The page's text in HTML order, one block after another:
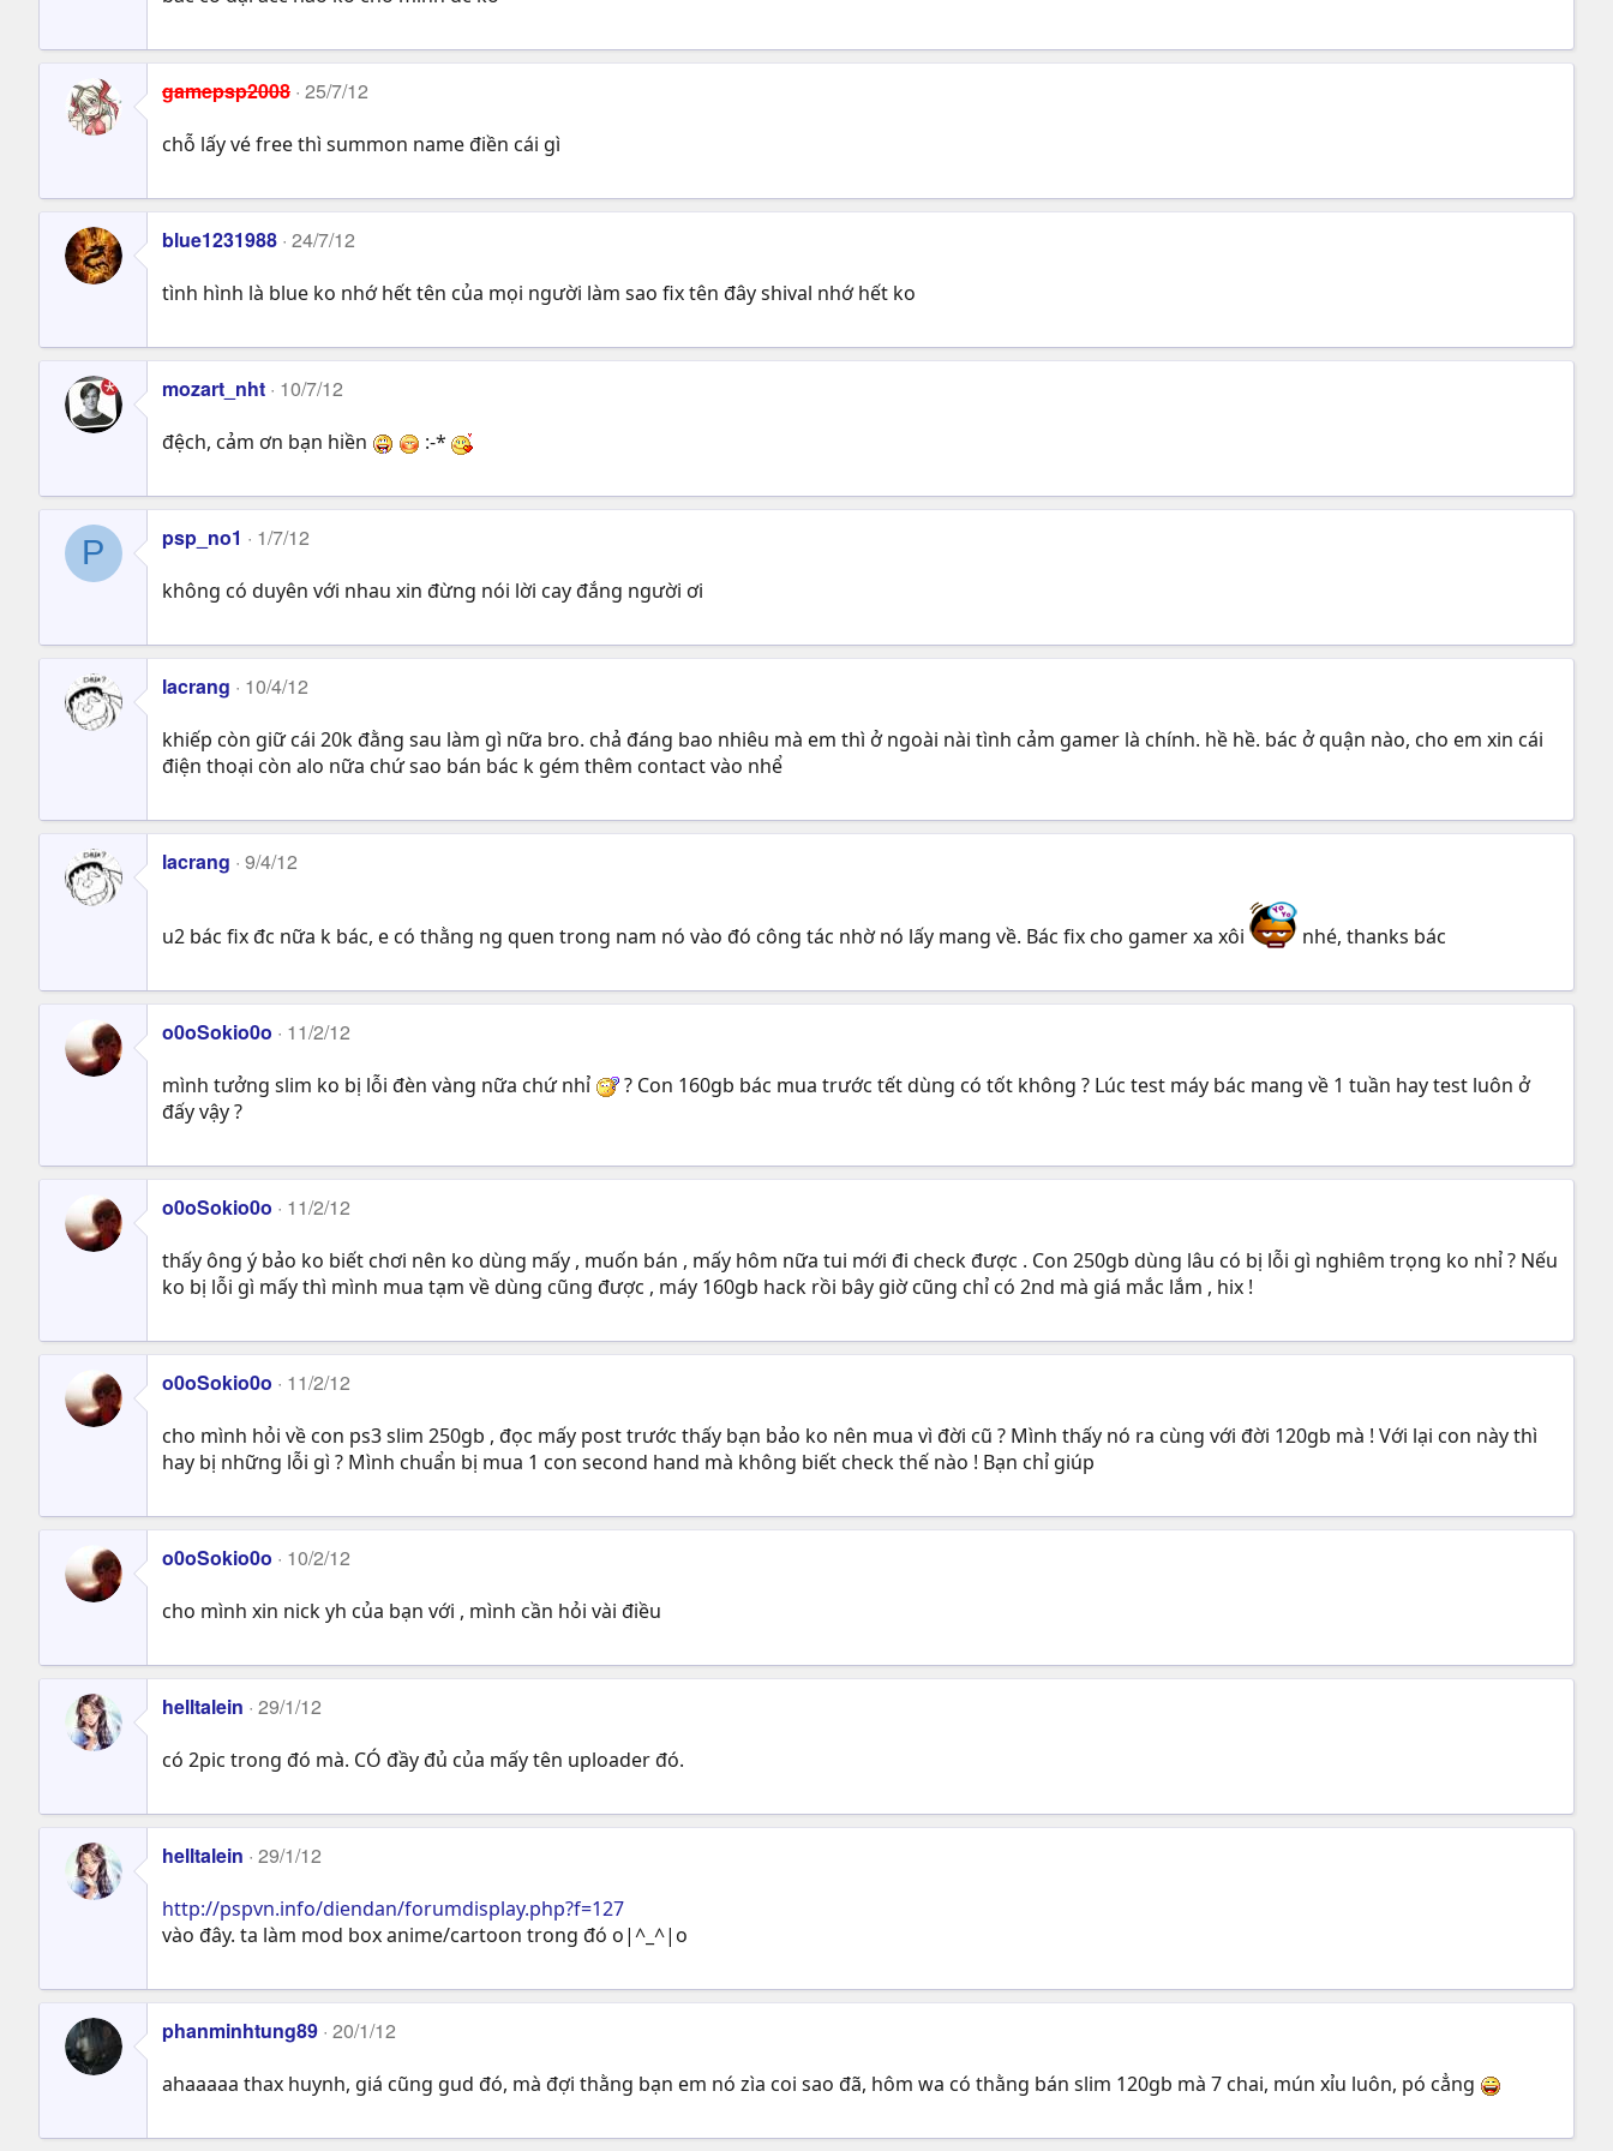
gamepsp2008 25/7/12
chỗ lấy vé free thì summon name điền cái gì
blue1231988 24/7/12
tình hình là blue ko nhớ hết tên của mọi người làm sao fix tên đây shival nhớ hết ko
mozart_nht 10/7/12
đệch, cảm ơn bạn hiền :-*
P psp_no1 1/7/12
không có duyên với nhau xin đừng nói lời cay đắng người ơi
lacrang 10/4/12
khiếp còn giữ cái 20k đằng sau làm gì nữa bro. chả đáng bao nhiêu mà em thì ở ngoài nài tình cảm gamer là chính. hề hề. bác ở quận nào, cho em xin cái
điện thoại còn alo nữa chứ sao bán bác k gém thêm contact vào nhể
lacrang 9/4/12
u2 bác fix đc nữa k bác, e có thằng ng quen trong nam nó vào đó công tác nhờ nó lấy mang về. Bác fix cho gamer xa xôi nhé, thanks bác
o0oSokio0o 11/2/12
mình tưởng slim ko bị lỗi đèn vàng nữa chứ nhỉ
? Con 160gb bác mua trước tết dùng có tốt không ? Lúc test máy bác mang về 1 tuần hay test luôn ở
đấy vậy ?
o0oSokio0o 11/2/12
thấy ông ý bảo ko biết chơi nên ko dùng mấy , muốn bán , mấy hôm nữa tui mới đi check được . Con 250gb dùng lâu có bị lỗi gì nghiêm trọng ko nhỉ ? Nếu
ko bị lỗi gì mấy thì mình mua tạm về dùng cũng được , máy 160gb hack rồi bây giờ cũng chỉ có 2nd mà giá mắc lắm , hix !
o0oSokio0o 11/2/12
cho mình hỏi về con ps3 slim 250gb , đọc mấy post trước thấy bạn bảo ko nên mua vì đời cũ ? Mình thấy nó ra cùng với đời 120gb mà ! Với lại con này thì
hay bị những lỗi gì ? Mình chuẩn bị mua 1 con second hand mà không biết check thế nào ! Bạn chỉ giúp
o0oSokio0o 10/2/12
cho mình xin nick yh của bạn với , mình cần hỏi vài điều
helltalein 29/1/12
có 2pic trong đó mà. CÓ đầy đủ của mấy tên uploader đó.
helltalein 29/1/12
http://pspvn.info/diendan/forumdisplay.php?f=127
vào đây. ta làm mod box anime/cartoon trong đó o|^_^|o
phanminhtung89 20/1/12
ahaaaaa thax huynh, giá cũng gud đó, mà đợi thằng bạn em nó zìa coi sao đã, hôm wa có thằng bán slim 120gb mà 7 chai, mún xỉu luôn, pó cẳng